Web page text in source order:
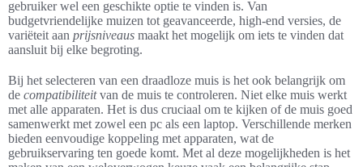
gebruiker wel een geschikte optie te vinden is. Van
budgetvriendelijke muizen tot geavanceerde, high-end versies, de
variëteit aan prijsniveaus maakt het mogelijk om iets te vinden dat
aansluit bij elke begroting.
Bij het selecteren van een draadloze muis is het ook belangrijk om
de compatibiliteitvan de muis te controleren. Niet elke muis werkt
met alle apparaten. Het is dus cruciaal om te kijken of de muis goed
samenwerkt met zowel een pc als een laptop. Verschillende merken
bieden eenvoudige koppeling met apparaten, wat de
gebruikservaring ten goede komt. Met al deze mogelijkheden is het